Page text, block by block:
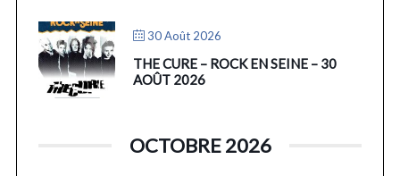
30 Août 2026
THE CURE – ROCK EN SEINE – 30
AOÛT 2026
OCTOBRE 2026